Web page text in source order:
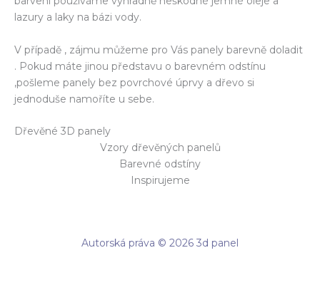
lazury a laky na bázi vody.
V případě , zájmu můžeme pro Vás panely barevně doladit
. Pokud máte jinou představu o barevném odstínu
,pošleme panely bez povrchové úprvy a dřevo si
jednoduše namoříte u sebe.
Dřevěné 3D panely
Vzory dřevěných panelů
Barevné odstíny
Inspirujeme
Autorská práva © 2026 3d panel